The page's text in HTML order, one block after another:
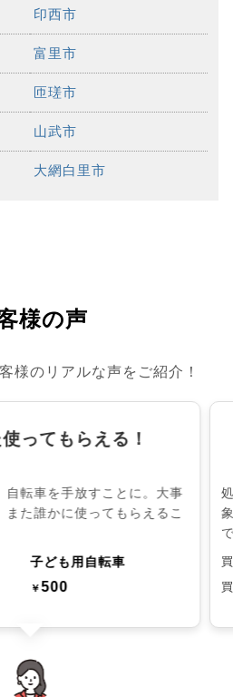
印西市
富里市
匝瑳市
山武市
大網白里市
様の声
様のリアルな声をご紹介！
ってもらえる！
自転車を手放すことに。大事
た誰かに使ってもらえるこ
子ども用自転車
￥500
chevron_left chevron_right